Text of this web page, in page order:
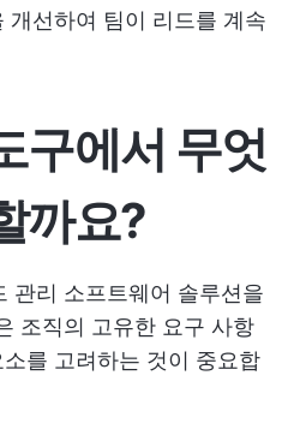
개선하여 팀이 리드를 계속
구에서 무엇
까요?
관리 소프트웨어 솔루션을
조직의 고유한 요구 사항
를 고려하는 것이 중요합